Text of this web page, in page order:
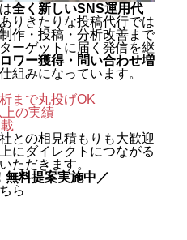
全く新しいSNS運用代
ありきたりな投稿代行では
作・投稿・分析改善まで
ーゲットに届く発信を継
ワー獲得・問い合わせ増
組みになっています。
まで丸投げOK
の実績
との相見積もりも大歓迎
にダイレクトにつながる
ただきます。
無料提案実施中／
ら